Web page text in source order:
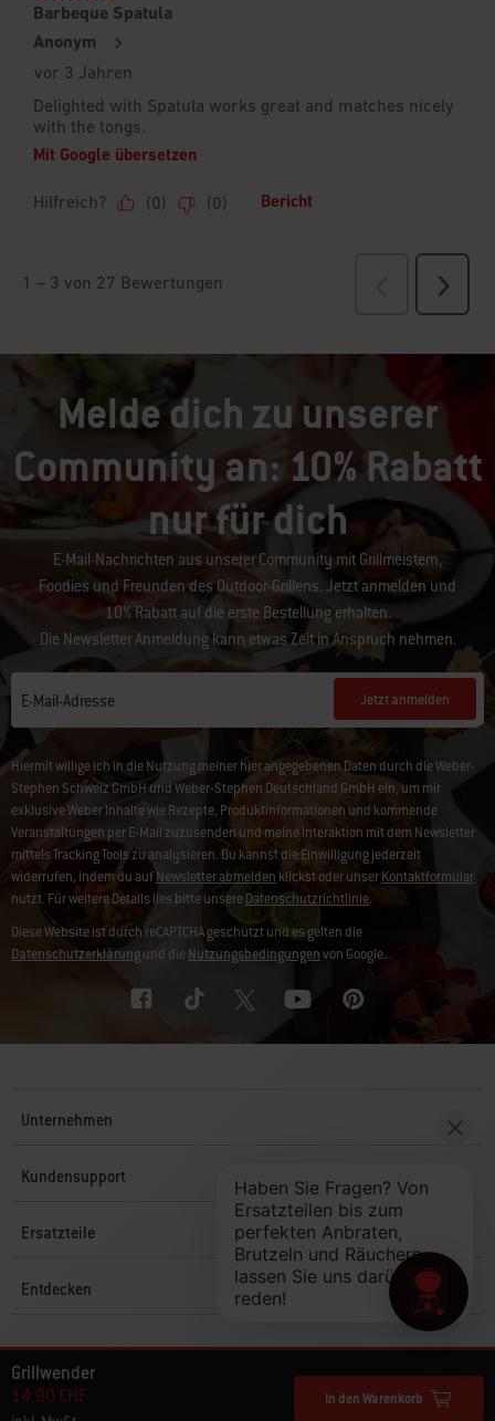
Grillwender
14,90 CHF
In den Warenkorb
Melde dich zu unserer
Community an: 10% Rabatt
nur für dich
E-Mail-Nachrichten aus unserer Community mit Grillmeistern,
Foodies und Freunden des Outdoor-Grillens. Jetzt anmelden und
10% Rabatt auf die erste Bestellung erhalten.
Die Newsletter Anmeldung kann etwas Zeit in Anspruch nehmen.
E-Mail-Adresse Jetzt anmelden
Hiermit willige ich in die Nutzung meiner hier angegebenen Daten durch die Weber-
Stephen Schweiz GmbH und Weber-Stephen Deutschland GmbH ein, um mir
exklusive Weber Inhalte wie Rezepte, Produktinformationen und kommende
Veranstaltungen per E-Mail zuzusenden und meine Interaktion mit dem Newsletter
mittels Tracking Tools zu analysieren. Du kannst die Einwilligung jederzeit
widerrufen, indem du aufNewsletter abmelden klickst oder unserKontaktformular
nutzt. Für weitere Details lies bitte unsereDatenschutzrichtlinie.
Diese Website ist durch reCAPTCHA geschützt und es gelten die
Datenschutzerklärungund dieNutzungsbedingungenvon Google.
Unternehmen
Kundensupport
Ersatzteile
Entdecken
© 2026 Weber. Alle Rechte vorbehalten.